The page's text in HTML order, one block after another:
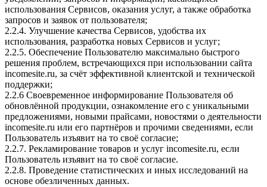
использования Сервисов, оказания услуг, а также обработка
запросов и заявок от пользователя;
2.2.4. Улучшение качества Сервисов, удобства их
использования, разработка новых Сервисов и услуг;
2.2.5. Обеспечение Пользователю максимально быстрого
решения проблем, встречающихся при использовании сайта
incomesite.ru, за счёт эффективной клиентской и технической
поддержки;
2.2.6 Своевременное информирование Пользователя об
обновлённой продукции, ознакомление его с уникальными
предложениями, новыми прайсами, новостями о деятельности
incomesite.ru или его партнёров и прочими сведениями, если
Пользователь изъявит на то своё согласие;
2.2.7. Рекламирование товаров и услуг incomesite.ru, если
Пользователь изъявит на то своё согласие.
2.2.8. Проведение статистических и иных исследований на
основе обезличенных данных.